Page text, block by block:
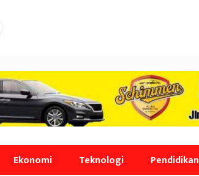
Ekonomi Teknologi Pendidikan